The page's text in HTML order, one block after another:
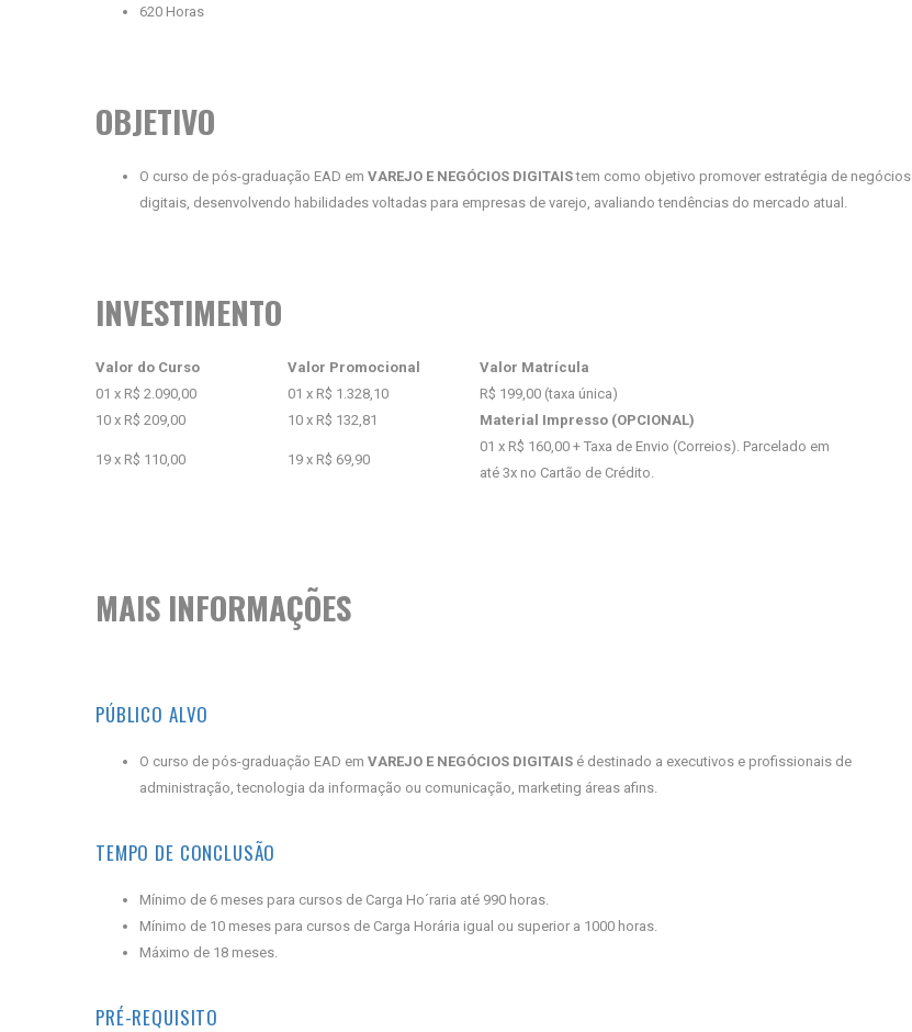
620 Horas
OBJETIVO
O curso de pós-graduação EAD em VAREJO E NEGÓCIOS DIGITAIStem como objetivo promover estratégia de negócios
digitais, desenvolvendo habilidades voltadas para empresas de varejo, avaliando tendências do mercado atual.
INVESTIMENTO
Valor do Curso Valor Promocional
Valor Matrícula
01 x R$ 2.090,00
01 x R$ 1.328,10
R$ 199,00 (taxa única)
10 x R$ 209,00
10 x R$ 132,81 Material Impresso (OPCIONAL)
19 x R$ 110,00 19 x R$ 69,90
01 x R$ 160,00 + Taxa de Envio (Correios). Parcelado em
até 3x no Cartão de Crédito.
MAIS INFORMAÇÕES
PÚBLICO ALVO
O curso de pós-graduação EAD em VAREJO E NEGÓCIOS DIGITAIS é destinado a executivos e profissionais de
administração, tecnologia da informação ou comunicação, marketing áreas afins.
TEMPO DE CONCLUSÃO
Mínimo de 6 meses para cursos de Carga Ho´raria até 990 horas.
Mínimo de 10 meses para cursos de Carga Horária igual ou superior a 1000 horas.
Máximo de 18 meses.
PRÉ-REQUISITO